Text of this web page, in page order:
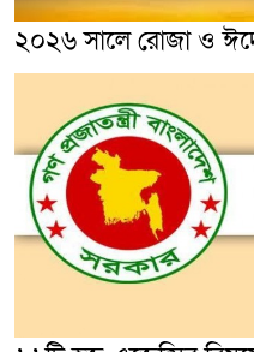
২০২৬ সালে রোজা ও